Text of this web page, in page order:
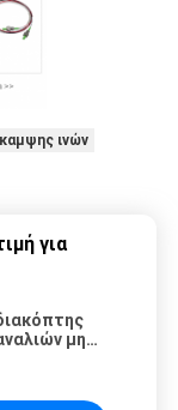
ινών
για
μη